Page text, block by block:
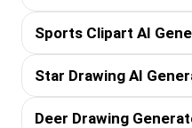
Sports Clipart AI
Star Drawing AI
Deer Drawing